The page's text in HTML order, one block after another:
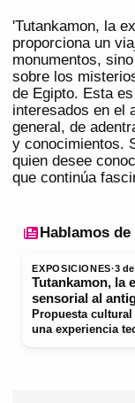
'Tutankamon, la
proporciona un
monumentos,
sobre los
de Egipto. Esta
interesados en el
general, de
y conocimientos.
quien desee
que continúa
Hablamos
EXPOSICIONES·3
Tutankamon, la
sensorial al
Propuesta
una experiencia